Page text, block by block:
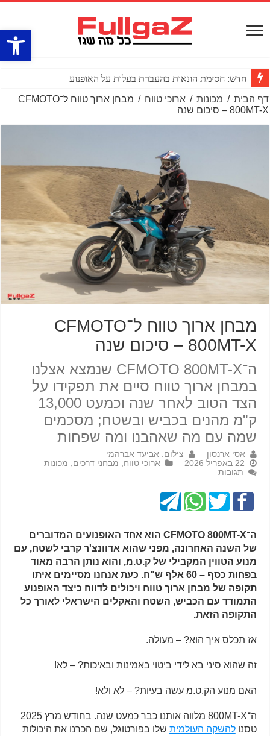
פתח
פולריס חושפת את
דף הבית / מכונות / ארוכי טווח /
מבחן ארוך טווח ל־CFMOTO
800MT-X – סיכום שנה
מבחן ארוך טווח ל־CFMOTO
800MT-X – סיכום שנה
ה־CFMOTO 800MT-X שנמצא אצלנו
במבחן ארוך טווח סיים את תפקידו על
הצד הטוב לאחר שנה וכמעט 13,000
ק"מ מהנים בכביש ובשטח; מסכמים
שמה עם מה שאהבנו ומה שפחות
אסי ארנסון
צילום: אביעד אברהמי
22 באפריל 2026
ארוכי טווח מבחני דרכים
מכונות
תגובות
ה־CFMOTO 800MT-X הוא אחד האופנועים המדוברים
של השנה האחרונה, מפני שהוא אדוונצ'ר קרבי לשטח, עם
מנוע הטווין המקבילי של ק.ט.מ, והוא נותן הרבה מאוד
בפחות כסף – 60 אלף ש"ח. כעת אנחנו מסיימים איתו
תקופה של מבחן ארוך טווח ויכולים לדווח כיצד האופנוע
התמודד עם הכביש, השטח והאקלים הישראלי לאורך כל
התקופה הזאת.
אז תכלס איך הוא? – מעולה.
זה שהוא סיני בא לידי ביטוי באמינות ובאיכות? – לא!
האם מנוע הק.ט.מ עשה בעיות? – לא ולא!
ה־800MT-X מלווה אותנו כבר כמעט שנה. בחודש מרץ 2025
טסנולהשקה העולמית שלו בפורטוגל, שם הכרנו את היכולות